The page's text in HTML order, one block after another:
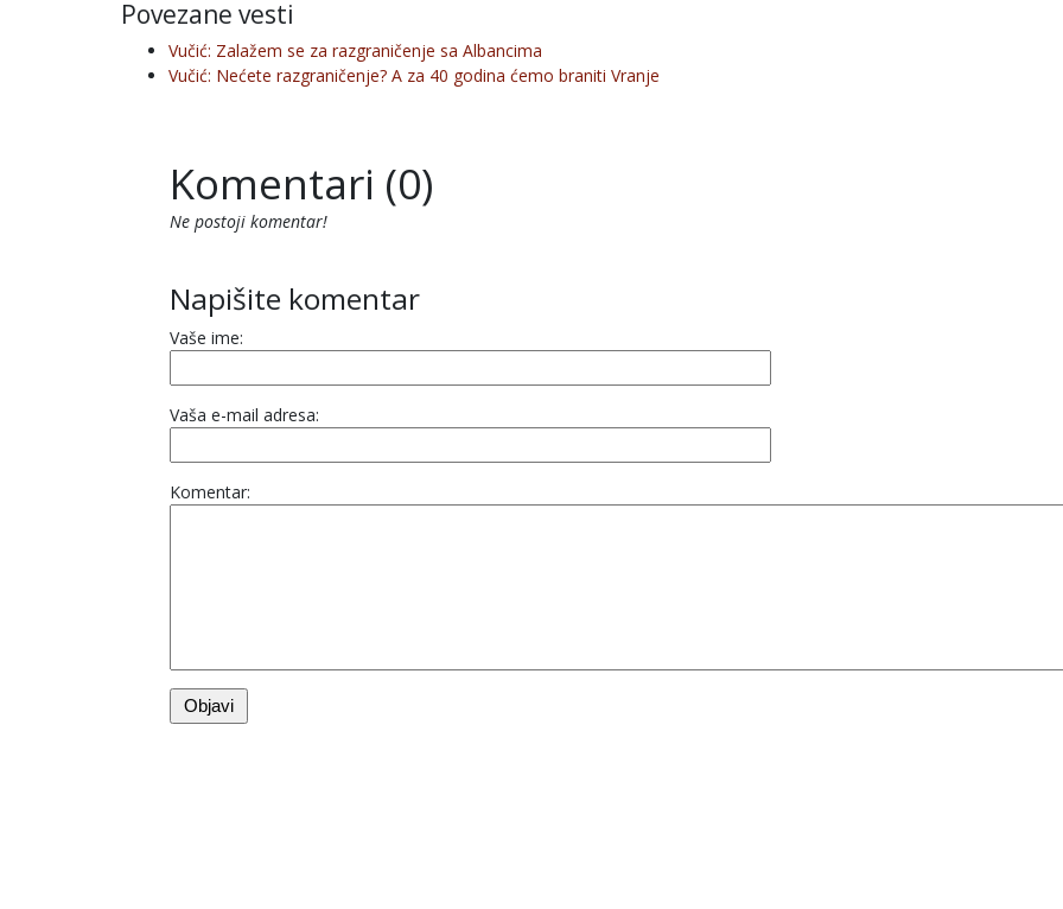
Povezane vesti
Vučić: Zalažem se za razgraničenje sa Albancima
Vučić: Nećete razgraničenje? A za 40 godina ćemo braniti Vranje
Komentari (0)
Ne postoji komentar!
Napišite komentar
Vaše ime:
Vaša e-mail adresa:
Komentar: